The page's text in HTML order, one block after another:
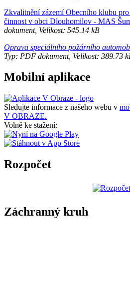
Zkvalitnění zázemí Obecního klubu
činnost v obci Dlouhomilov - MAS
dokument, Velikost: 545.14 kB
Oprava speciálního požárního
Typ: PDF dokument, Velikost: 389.73
Mobilní aplikace
Sledujte informace z našeho webu v
V OBRAZE.
Volně ke stažení:
Rozpočet
Záchranný kruh